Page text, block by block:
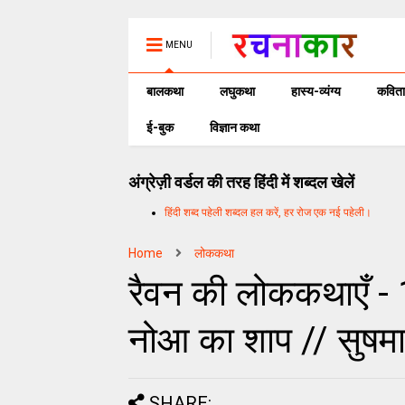
MENU
बालकथा लघुकथा हास्य-व्यंग्य कविता
ई-बुक विज्ञान कथा
अंग्रेज़ी वर्डल की तरह हिंदी में शब्दल खेलें
हिंदी शब्द पहेली शब्दल हल करें, हर रोज एक नई पहेली।
Home लोककथा
रैवन की लोककथाएँ
नोआ का शाप // सुषमा